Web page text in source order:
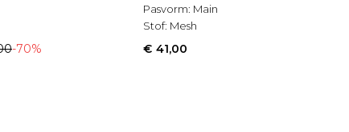
-70%
Pasvorm: Main
Stof: Mesh
€ 41,00